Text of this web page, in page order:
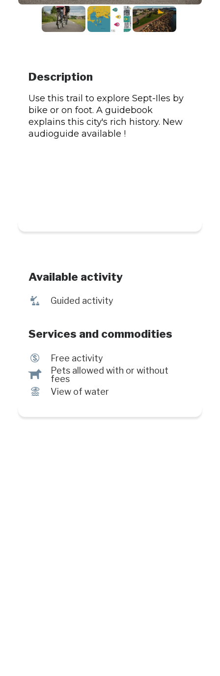
Description
Use this trail to explore Sept-Iles by
bike or on foot. A guidebook
explains this city's rich history. New
audioguide available !
Available activity
î Guided activity
Services and commodities
$ Free activity
Â
Pets allowed with or without
fees
Ï View of water